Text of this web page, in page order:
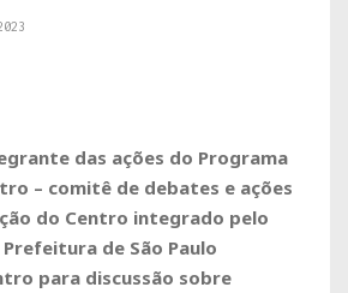
das ações do Programa
– comitê de debates e ações
do Centro integrado pelo
de São Paulo
para discussão sobre